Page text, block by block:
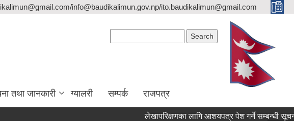
info@baudikalimun.gov.np/ito.baudikalimun@gmail.com
तथा जानकारी ग्यालरी सम्पर्क राजपत्र
लेखापरिक्षणका लागि आशयपत्र पेश गर्ने सम्बन्धी सूचना ।